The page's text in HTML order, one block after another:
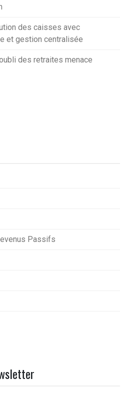
des caisses avec
et gestion centralisée
des retraites menace
Passifs